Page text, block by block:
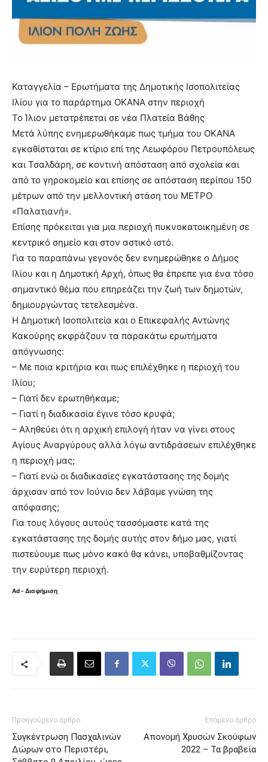
Καταγγελία – Ερωτήματα της Δημοτικής Ισοπολιτείας
Ιλίου για το παράρτημα ΟΚΑΝΑ στην περιοχή
Το Ίλιον μετατρέπεται σε νέα Πλατεία Βάθης
Μετά λύπης ενημερωθήκαμε πως τμήμα του ΟΚΑΝΑ
εγκαθίσταται σε κτίριο επί της Λεωφόρου Πετρουπόλεως
και Τσαλδάρη, σε κοντινή απόσταση από σχολεία και
από το γηροκομείο και επίσης σε απόσταση περίπου 150
μέτρων από την μελλοντική στάση του ΜΕΤΡΟ
«Παλατιανή».
Επίσης πρόκειται για μια περιοχή πυκνοκατοικημένη σε
κεντρικό σημείο και στον αστικό ιστό.
Για το παραπάνω γεγονός δεν ενημερώθηκε ο Δήμος
Ιλίου και η Δημοτική Αρχή, όπως θα έπρεπε για ένα τόσο
σημαντικό θέμα που επηρεάζει την ζωή των δημοτών,
δημιουργώντας τετελεσμένα.
Η Δημοτική Ισοπολιτεία και ο Επικεφαλής Αντώνης
Κακούρης εκφράζουν τα παρακάτω ερωτήματα
απόγνωσης:
– Με ποια κριτήρια και πως επιλέχθηκε η περιοχή του
Ιλίου;
– Γιατί δεν ερωτηθήκαμε;
– Γιατί η διαδικασία έγινε τόσο κρυφά;
– Αληθεύει ότι η αρχική επιλογή ήταν να γίνει στους
Αγίους Αναργύρους αλλά λόγω αντιδράσεων επιλέχθηκε
η περιοχή μας;
– Γιατί ενώ οι διαδικασίες εγκατάστασης της δομής
άρχισαν από τον Ιούνιο δεν λάβαμε γνώση της
απόφασης;
Για τους λόγους αυτούς τασσόμαστε κατά της
εγκατάστασης της δομής αυτής στον δήμο μας, γιατί
πιστεύουμε πως μόνο κακό θα κάνει, υποβαθμίζοντας
την ευρύτερη περιοχή.
Ad - Διαφήμιση
Προηγούμενο άρθρο
Συγκέντρωση Πασχαλινών
Δώρων στο Περιστέρι,
Επόμενο άρθρο
Απονομή Χρυσών Σκούφων
2022 – Τα βραβεία